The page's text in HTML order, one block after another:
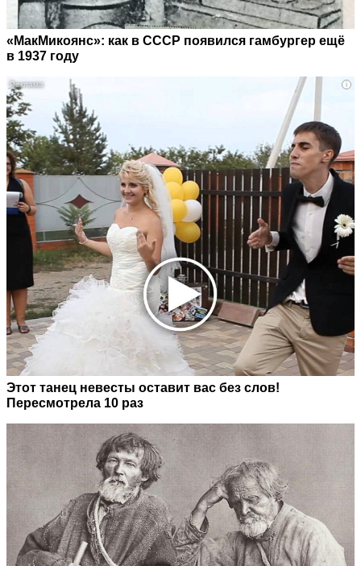
«МакМикоянс»: как в СССР появился гамбургер ещё
в 1937 году
i
Этот танец невесты оставит вас без слов!
Пересмотрела 10 раз